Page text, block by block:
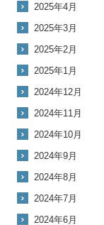
2025年4月
2025年3月
2025年2月
2025年1月
2024年12月
2024年11月
2024年10月
2024年9月
2024年8月
2024年7月
2024年6月